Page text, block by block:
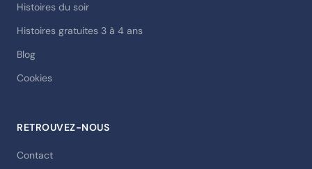
Histoires du soir
Histoires gratuites 3 à 4 ans
Blog
Cookies
RETROUVEZ-NOUS
Contact